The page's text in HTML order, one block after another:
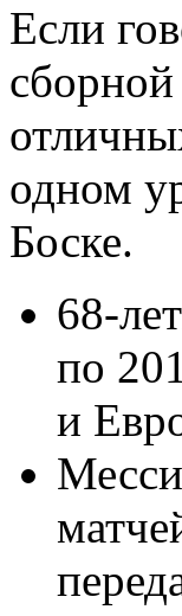
Если
одном
Боске.
68-
по
и